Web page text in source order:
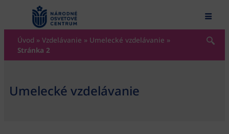
content
Úvod » Vzdelávanie » Umelecké vzdelávanie »
Stránka 2
Umelecké vzdelávanie